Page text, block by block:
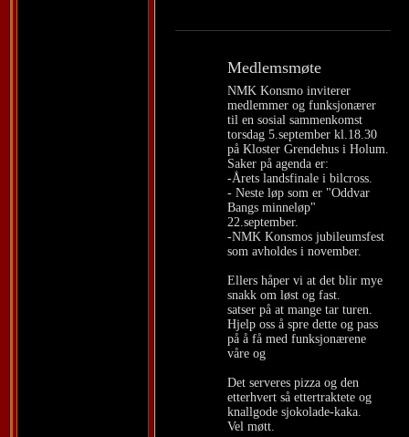
Medlemsmøte
NMK Konsmo inviterer
medlemmer og funksjonærer
til en sosial sammenkomst
torsdag 5.september kl.18.30
på Kloster Grendehus i Holum.
Saker på agenda er:
-Årets landsfinale i bilcross.
- Neste løp som er "Oddvar
Bangs minneløp"
22.september.
-NMK Konsmos jubileumsfest
som avholdes i november.
Ellers håper vi at det blir mye
snakk om løst og fast.
satser på at mange tar turen.
Hjelp oss å spre dette og pass
på å få med funksjonærene
våre og
Det serveres pizza og den
etterhvert så ettertraktete og
knallgode sjokolade-kaka.
Vel møtt.